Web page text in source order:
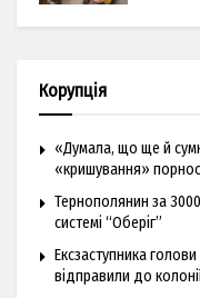
Корупція
«Думала, що ще й
«кришування»
Тернополянин за
системі “Оберіг”
Ексзаступника
відправили до